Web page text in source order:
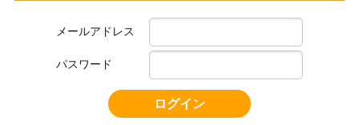
メールアドレス
パスワード
ログイン